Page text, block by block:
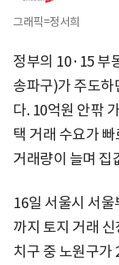
그래픽=정서희
정부의 10·15 부
송파구)가 주도하
다. 10억원 안팎
택 거래 수요가
거래량이 늘며 집
16일 서울시 서
까지 토지 거래
치구 중 노원구가